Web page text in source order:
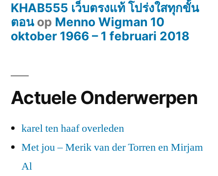
KHAB555 เว็บตรงแท้ โปร่งใสทุกขั้น
ตอนop Menno Wigman 10
oktober 1966 – 1 februari 2018
Actuele Onderwerpen
karel ten haaf overleden
Met jou – Merik van der Torren en Mirjam
Al